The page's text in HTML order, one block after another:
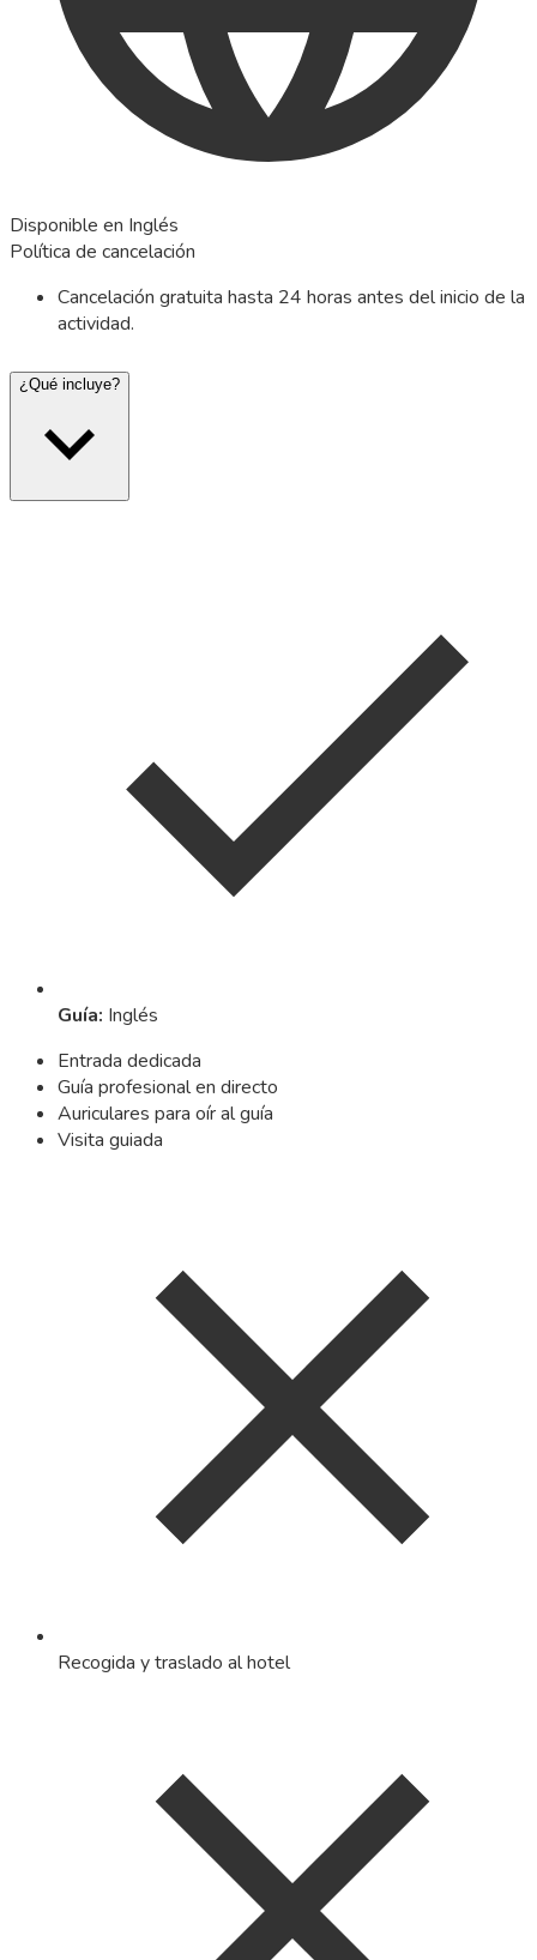
Disponible en Inglés
Política de cancelación
Cancelación gratuita hasta 24 horas antes del inicio de la
actividad.
¿Qué incluye?
Guía: Inglés
Entrada dedicada
Guía profesional en directo
Auriculares para oír al guía
Visita guiada
Recogida y traslado al hotel